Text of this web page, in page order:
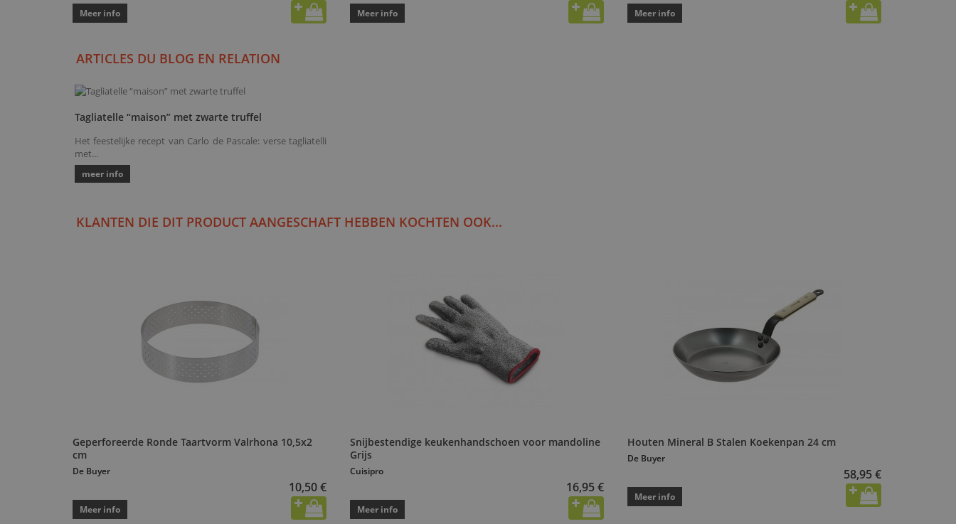
Meer info Meer info Meer info
ARTICLES DU BLOG EN RELATION
Tagliatelle “maison” met zwarte truffel
Het feestelijke recept van Carlo de Pascale: verse tagliatelli
met...
meer info
KLANTEN DIE DIT PRODUCT AANGESCHAFT HEBBEN KOCHTEN OOK...
Geperforeerde Ronde Taartvorm Valrhona 10,5x2
cm
De Buyer
10,50 €
Meer info
Snijbestendige keukenhandschoen voor mandoline
Grijs
Cuisipro
16,95 €
Meer info
Houten Mineral B Stalen Koekenpan 24 cm
De Buyer
58,95 €
Meer info